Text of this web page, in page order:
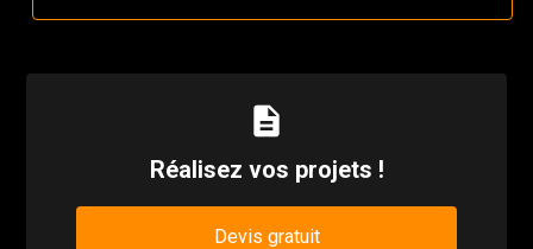
description
Réalisez vos projets !
Devis gratuit